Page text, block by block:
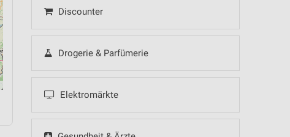
Discounter
Drogerie & Parfümerie
Elektromärkte